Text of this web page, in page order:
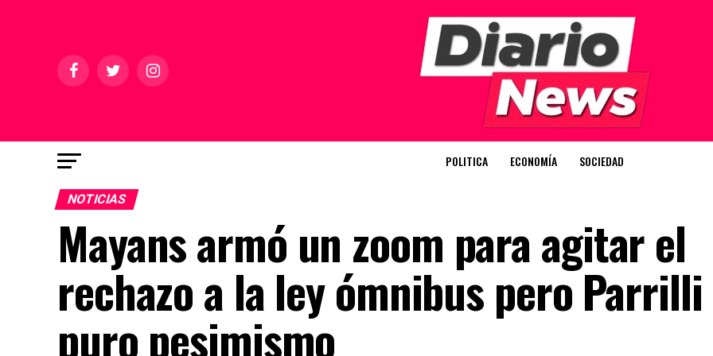
POLITICA ECONOMÍA SOCIEDAD
NOTICIAS
Mayans armó un zoom para agitar el
rechazo a la ley ómnibus pero Parrilli
puro pesimismo